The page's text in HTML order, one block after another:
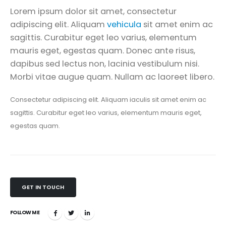
Lorem ipsum dolor sit amet, consectetur
adipiscing elit. Aliquam vehicula sit amet enim ac
sagittis. Curabitur eget leo varius, elementum
mauris eget, egestas quam. Donec ante risus,
dapibus sed lectus non, lacinia vestibulum nisi.
Morbi vitae augue quam. Nullam ac laoreet libero.
Consectetur adipiscing elit. Aliquam iaculis sit amet enim ac
sagittis. Curabitur eget leo varius, elementum mauris eget,
egestas quam.
GET IN TOUCH
FOLLOW ME